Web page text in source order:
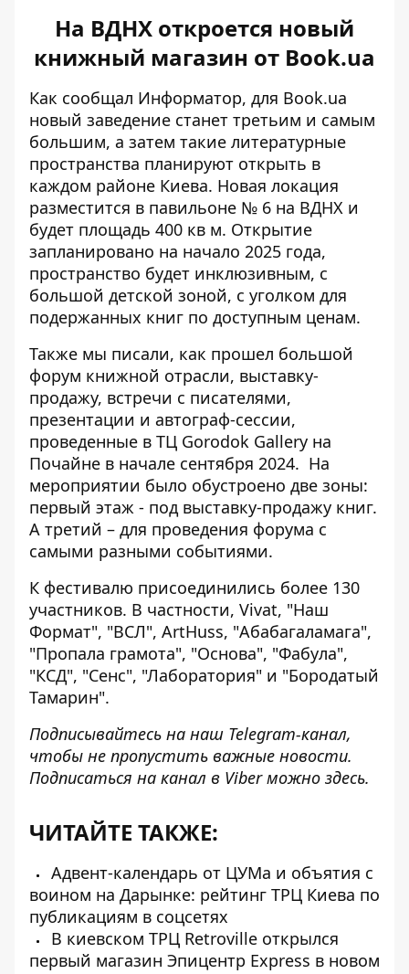
На ВДНХ откроется новый
книжный магазин от Book.ua
Как сообщал Информатор, для Book.ua
новый заведение станет третьим и самым
большим, а затем такие литературные
пространства планируют открыть в
каждом районе Киева. Новая локация
разместится в павильоне № 6 на ВДНХ и
будет площадь 400 кв м. Открытие
запланировано на начало 2025 года,
пространство будет инклюзивным, с
большой детской зоной, с уголком для
подержанных книг по доступным ценам.
Также мы писали, как прошел большой
форум книжной отрасли, выставку-
продажу, встречи с писателями,
презентации и автограф-сессии,
проведенные в ТЦ Gorodok Gallery на
Почайне в начале сентября 2024. На
мероприятии было обустроено две зоны:
первый этаж - под выставку-продажу книг.
А третий – для проведения форума с
самыми разными событиями.
К фестивалю присоединились более 130
участников. В частности, Vivat, "Наш
Формат", "ВСЛ", ArtHuss, "Абабагаламага",
"Пропала грамота", "Основа", "Фабула",
"КСД", "Сенс", "Лаборатория" и "Бородатый
Тамарин".
Подписывайтесь на наш Telegram-канал,
чтобы не пропустить важные новости.
Подписаться на канал в Viber можно здесь.
ЧИТАЙТЕ ТАКЖЕ:
Адвент-календарь от ЦУМа и объятия с
воином на Дарынке: рейтинг ТРЦ Киева по
публикациям в соцсетях
В киевском ТРЦ Retroville открылся
первый магазин Эпицентр Express в новом